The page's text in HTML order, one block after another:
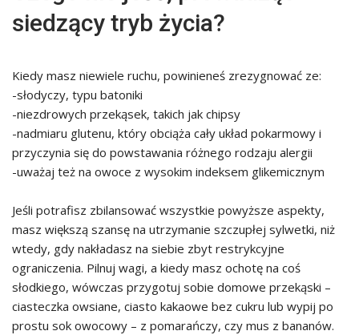
siedzący tryb życia?
Kiedy masz niewiele ruchu, powinieneś zrezygnować ze:
-słodyczy, typu batoniki
-niezdrowych przekąsek, takich jak chipsy
-nadmiaru glutenu, który obciąża cały układ pokarmowy i
przyczynia się do powstawania różnego rodzaju alergii
-uważaj też na owoce z wysokim indeksem glikemicznym
Jeśli potrafisz zbilansować wszystkie powyższe aspekty,
masz większą szansę na utrzymanie szczupłej sylwetki, niż
wtedy, gdy nakładasz na siebie zbyt restrykcyjne
ograniczenia. Pilnuj wagi, a kiedy masz ochotę na coś
słodkiego, wówczas przygotuj sobie domowe przekąski –
ciasteczka owsiane, ciasto kakaowe bez cukru lub wypij po
prostu sok owocowy – z pomarańczy, czy mus z bananów.